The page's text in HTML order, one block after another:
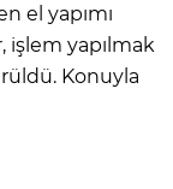
el yapımı
işlem yapılmak
Konuyla